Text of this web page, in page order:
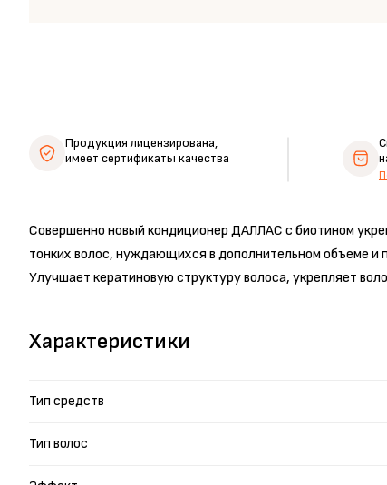
Совершенно новый кондиционер ДАЛЛАС с биотином
тонких волос, нуждающихся в дополнительном объеме и
Улучшает кератиновую структуру волоса, укрепляет
Характеристики
Тип средств
Тип волос
Продукция лицензирована,
имеет сертификаты качества